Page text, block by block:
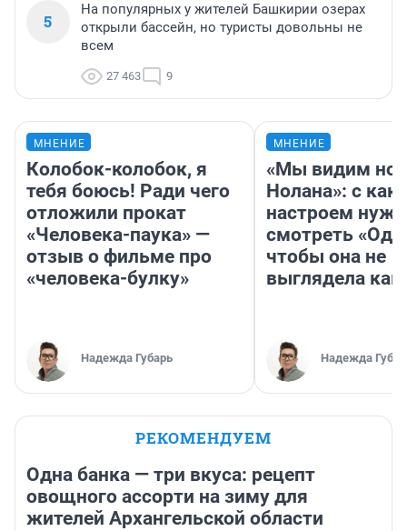
5
На популярных у жителей Башкирии озерах
открыли бассейн, но туристы довольны не
всем
27 463 9
МНЕНИЕ
Колобок-колобок, я
тебя боюсь! Ради чего
отложили прокат
«Человека-паука» —
отзыв о фильме про
«человека-булку»
Надежда Губарь
МНЕНИЕ
«Мы видим
Нолана»: с
настроем
смотреть
чтобы она не
выглядела как
Надежда
РЕКОМЕНДУЕМ
Одна банка — три вкуса: рецепт
овощного ассорти на зиму для
жителей Архангельской области